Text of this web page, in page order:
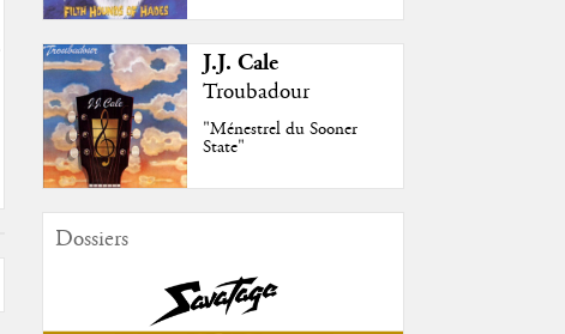
J.J. Cale
Troubadour
"Ménestrel du Sooner
State"
Dossiers